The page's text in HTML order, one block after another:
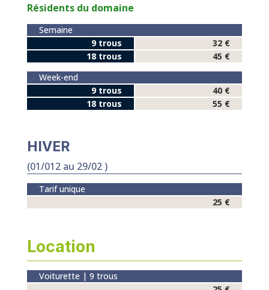
Résidents du domaine
9 trous
18 trous
Semaine
32 €
45 €
9 trous
18 trous
Week-end
40 €
55 €
HIVER
(01/012 au 29/02 )
Tarif unique
25 €
Location
Voiturette | 9 trous